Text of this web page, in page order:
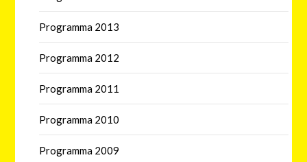
Programma 2013
Programma 2012
Programma 2011
Programma 2010
Programma 2009